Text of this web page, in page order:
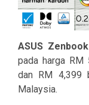
ASUS
pada harga RM
dan RM 4,399
Malaysia.